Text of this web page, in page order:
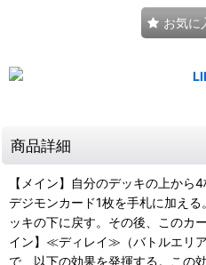
お気に
商品詳細
【メイン】自分のデッキの上か
デジモンカード1枚を手札に加え
ッキの下に戻す。その後、このカ
イン】≪ディレイ≫（バトルエリ
で、以下の効果を発揮する。この